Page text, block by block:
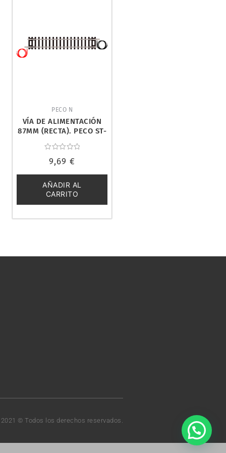
PECO N
VÍA DE ALIMENTACIÓN
87MM (RECTA). PECO ST-
con
de
5
9,69€
AÑADIR AL
CARRITO
© Todos los derechos reservados.